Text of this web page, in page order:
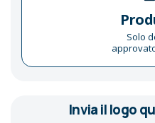
Solo
Invia il logo